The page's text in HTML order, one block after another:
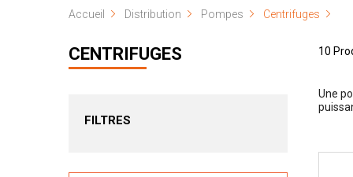
Accueil Distribution Pompes Centrifuges
CENTRIFUGES
FILTRES
10
Une